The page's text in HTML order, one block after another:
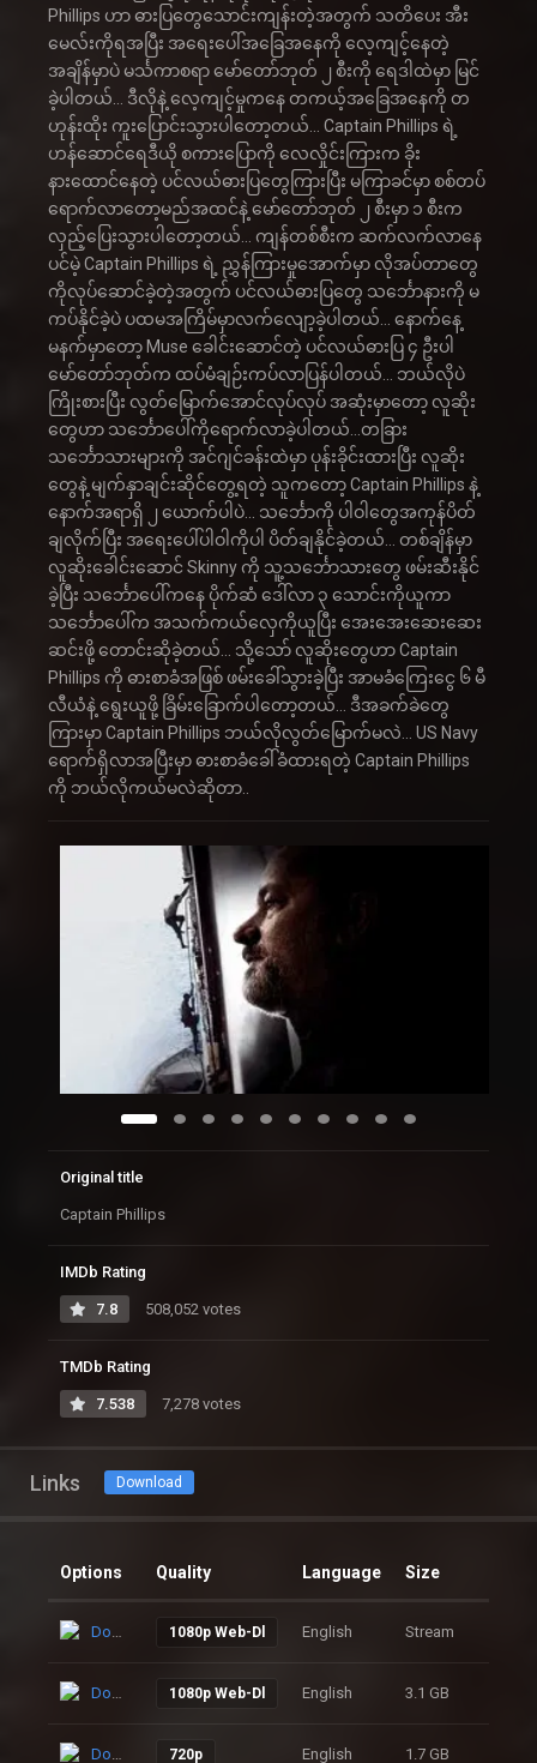
Phillips ဟာ ဓားပြတွေသောင်းကျန်းတဲ့အတွက် သတိပေး အီး
မေလ်းကိုရအပြီး အရေးပေါ်အခြေအနေကို လေ့ကျင့်နေတဲ့
အချိန်မှာပဲ မင်္သကာစရာ မော်တော်ဘုတ် ၂ စီးကို ရေဒါထဲမှာ မြင်
ခဲ့ပါတယ်… ဒီလိုနဲ့ လေ့ကျင့်မှုကနေ တကယ့်အခြေအနေကို တ
ဟုန်းထိုး ကူးပြောင်းသွားပါတော့တယ်… Captain Phillips ရဲ့
ဟန်ဆောင်ရေဒီယို စကားပြောကို လေလှိုင်းကြားက ခိုး
နားထောင်နေတဲ့ ပင်လယ်ဓားပြတွေကြားပြီး မကြာခင်မှာ စစ်တပ်
ရောက်လာတော့မည်အထင်နဲ့ မော်တော်ဘုတ် ၂ စီးမှာ ၁ စီးက
လှည့်ပြေးသွားပါတော့တယ်… ကျန်တစ်စီးက ဆက်လက်လာနေ
ပင်မဲ့ Captain Phillips ရဲ့ ညွှန်ကြားမှုအောက်မှာ လိုအပ်တာတွေ
ကိုလုပ်ဆောင်ခဲ့တဲ့အတွက် ပင်လယ်ဓားပြတွေ သင်္ဘောနားကို မ
ကပ်နိုင်ခဲ့ပဲ ပထမအကြိမ်မှာလက်လျော့ခဲ့ပါတယ်… နောက်နေ့
မနက်မှာတော့ Muse ခေါင်းဆောင်တဲ့ ပင်လယ်ဓားပြ ၄ ဦးပါ
မော်တော်ဘုတ်က ထပ်မံချဉ်းကပ်လာပြန်ပါတယ်… ဘယ်လိုပဲ
ကြိုးစားပြီး လွတ်မြောက်အောင်လုပ်လုပ် အဆုံးမှာတော့ လူဆိုး
တွေဟာ သင်္ဘောပေါ်ကိုရောက်လာခဲ့ပါတယ်…တခြား
သင်္ဘောသားများကို အင်ဂျင်ခန်းထဲမှာ ပုန်းခိုင်းထားပြီး လူဆိုး
တွေနဲ့ မျက်နှာချင်းဆိုင်တွေ့ရတဲ့ သူကတော့ Captain Phillips နဲ့
နောက်အရာရှိ ၂ ယောက်ပါပဲ… သင်္ဘောကို ပါဝါတွေအကုန်ပိတ်
ချလိုက်ပြီး အရေးပေါ်ပါဝါကိုပါ ပိတ်ချနိုင်ခဲ့တယ်… တစ်ချိန်မှာ
လူဆိုးခေါင်းဆောင် Skinny ကို သူ့သင်္ဘောသားတွေ ဖမ်းဆီးနိုင်
ခဲ့ပြီး သင်္ဘောပေါ်ကနေ ပိုက်ဆံ ဒေါ်လာ ၃ သောင်းကိုယူကာ
သင်္ဘောပေါ်က အသက်ကယ်လှေကိုယူပြီး အေးအေးဆေးဆေး
ဆင်းဖို့ တောင်းဆိုခဲ့တယ်… သို့သော် လူဆိုးတွေဟာ Captain
Phillips ကို ဓားစာခံအဖြစ် ဖမ်းခေါ်သွားခဲ့ပြီး အာမခံကြေးငွေ ၆ မီ
လီယံနဲ့ ရွေးယူဖို့ ခြိမ်းခြောက်ပါတော့တယ်… ဒီအခက်ခဲတွေ
ကြားမှာ Captain Phillips ဘယ်လိုလွတ်မြောက်မလဲ… US Navy
ရောက်ရှိလာအပြီးမှာ ဓားစာခံခေါ်ခံထားရတဲ့ Captain Phillips
ကို ဘယ်လိုကယ်မလဲဆိုတာ..
Original title
Captain Phillips
IMDb Rating
7.8 508,052 votes
TMDb Rating
7.538 7,278 votes
Links Download
Options Quality Language Size
Download 1080p Web-Dl English Stream
Download 1080p Web-Dl English 3.1 GB
Download 720p English 1.7 GB